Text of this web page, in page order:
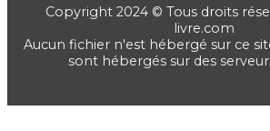
Copyright 2024 © Tous droits
livre.com
Aucun fichier n'est hébergé sur ce
sont hébergés sur des